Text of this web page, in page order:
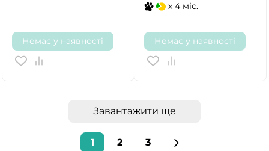
Немає у наявності
x 4 міс.
Немає у наявності
Завантажити ще
1 2 3